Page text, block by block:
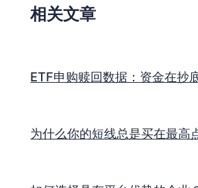
相关文章
ETF申购赎回数据：资金在抄
为什么你的短线总是买在最高